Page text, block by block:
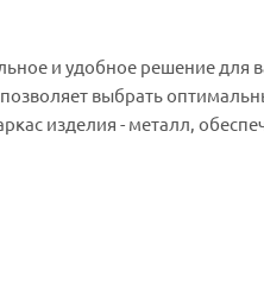
и удобное решение для
выбрать
изделия - металл,